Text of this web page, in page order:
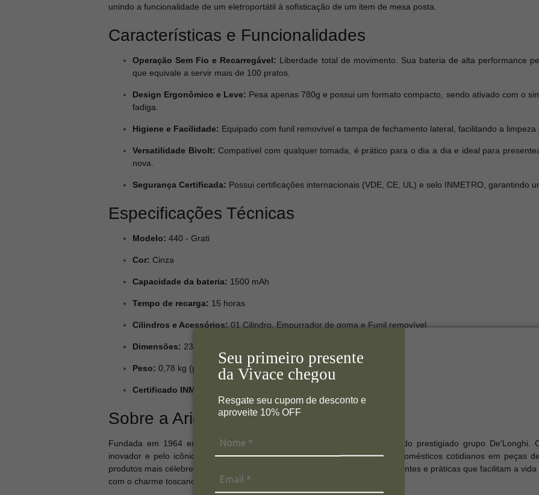
Seu primeiro presente
da Vivace chegou
Resgate seu cupom de desconto e
aproveite 10% OFF
unindo a funcionalidade de um eletroportátil à sofisticação de um item de mesa posta.
Características e Funcionalidades
Operação Sem Fio e Recarregável: Liberdade total de movimento. Sua bateria de alta performance
que equivale a servir mais de 100 pratos.
Design Ergonômico e Leve: Pesa apenas 780g e possui um formato compacto, sendo ativado com o
fadiga.
Higiene e Facilidade: Equipado com funil removível e tampa de fechamento lateral, facilitando a
Versatilidade Bivolt: Compatível com qualquer tomada, é prático para o dia a dia e ideal para
nova.
Segurança Certificada: Possui certificações internacionais (VDE, CE, UL) e selo INMETRO, garantindo
Especificações Técnicas
Modelo: 440 - Grati
Cor: Cinza
Capacidade da bateria: 1500 mAh
Tempo de recarga: 15 horas
Cilindros e Acessórios: 01 Cilindro, Empurrador de goma e Funil removível
Dimensões: 23,00 x 11,00 x 9,50 cm
Peso: 0,78 kg (produto) / 1,07 kg (caixa)
Certificado INMETRO:
Sobre a Ariete
Fundada em 1964 em Florença, Itália, a Ariete é uma marca integrante do prestigiado grupo De'Longhi.
inovador e pelo icônico design "Made in Italy", a marca transforma eletrodomésticos cotidianos em peças
produtos mais célebres, personifica a missão da Ariete: criar soluções inteligentes e práticas que facilitam a
com o charme toscano.